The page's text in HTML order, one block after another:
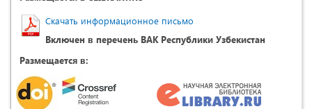
Скачать информационное письмо
Включен в перечень ВАК Республики Узбекистан
Размещается в: